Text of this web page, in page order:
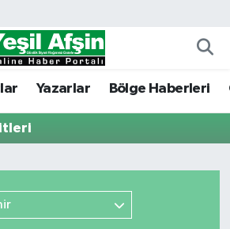
Yazarlar Bölge Haberleri
Nöbetçi Eczaneler
Namaz Vakitleri
Durumu ve Fikstür